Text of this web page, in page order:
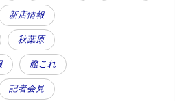
新店情報
秋葉原
艦これ
記者会見